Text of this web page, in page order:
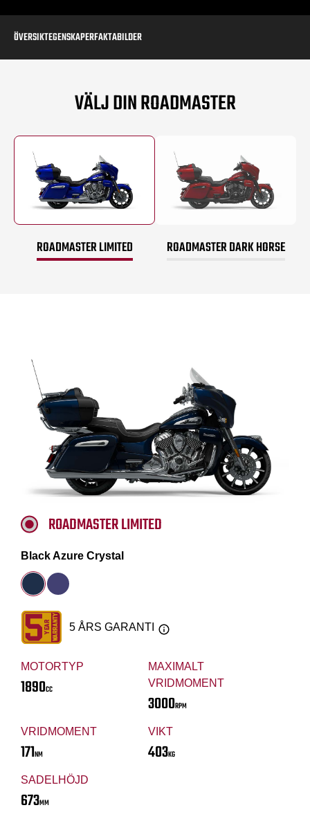
ÖVERSIKTEGENSKAPERFAKTABILDER
VÄLJ DIN ROADMASTER
ROADMASTER LIMITED ROADMASTER DARK HORSE
MOTORTYP
1890CC
MAXIMALT
VRIDMOMENT
3000RPM
VRIDMOMENT
171NM
VIKT
403KG
SADELHÖJD
673MM
ROADMASTER LIMITED
Black Azure Crystal
5 ÅRS GARANTI